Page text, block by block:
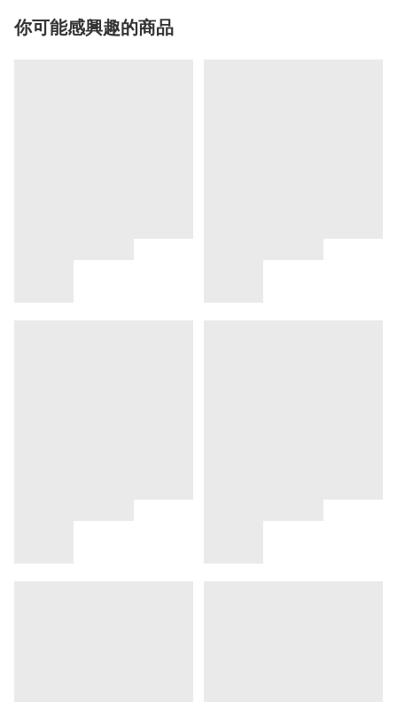
你可能感興趣的商品